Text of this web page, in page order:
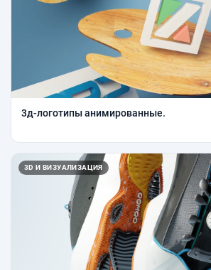
3д-логотипы анимированные.
3D И ВИЗУАЛИЗАЦИЯ